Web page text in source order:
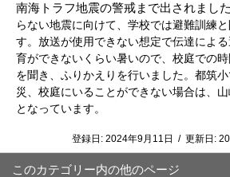
南海トラフ地震の警戒まで出されました
らない地震に向けて、学校では避難訓練
す。放送が使用できない想定で伝達によ
育ができないくらい暑いので、校庭での
を聞き、ふりかえりを行いました。都筑
災、校庭にいることができない場合は、
となっています。
登録日: 2024年9月11日 / 更新日:
このカテゴリー内の他のページ